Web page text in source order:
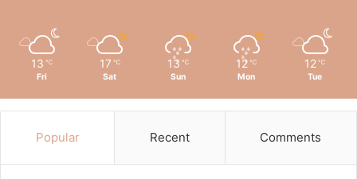
13 ℃
Fri
17 ℃
Sat
13 ℃
Sun
12 ℃
Mon
12 ℃
Tue
Popular Recent Comments